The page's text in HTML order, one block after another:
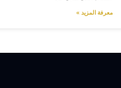
معرفة المزيد »